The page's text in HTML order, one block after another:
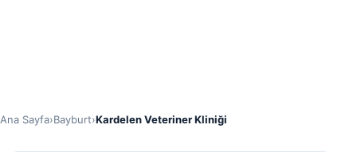
Ana Sayfa›Bayburt›Kardelen Veteriner Kliniği